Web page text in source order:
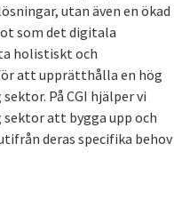
utan även en ökad
som det digitala
holistiskt och
att upprätthålla en hög
På CGI hjälper vi
att bygga upp och
deras specifika behov